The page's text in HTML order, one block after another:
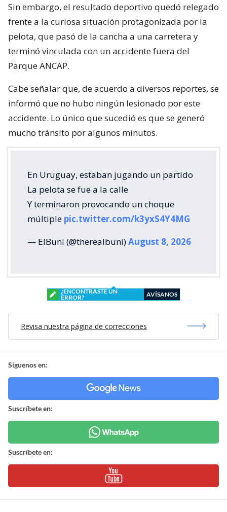
Sin embargo, el resultado deportivo quedó relegado
frente a la curiosa situación protagonizada por la
pelota, que pasó de la cancha a una carretera y
terminó vinculada con un accidente fuera del
Parque ANCAP.
Cabe señalar que, de acuerdo a diversos reportes, se
informó que no hubo ningún lesionado por este
accidente. Lo único que sucedió es que se generó
mucho tránsito por algunos minutos.
En Uruguay, estaban jugando un partido
La pelota se fue a la calle
Y terminaron provocando un choque
múltiple pic.twitter.com/k3yxS4Y4MG
— ElBuni (@therealbuni)August 8, 2026
¿ENCONTRASTE UN
ERROR?
AVÍSANOS
Revisa nuestra página de correcciones
Síguenos en:
Suscríbete en:
Suscríbete en: